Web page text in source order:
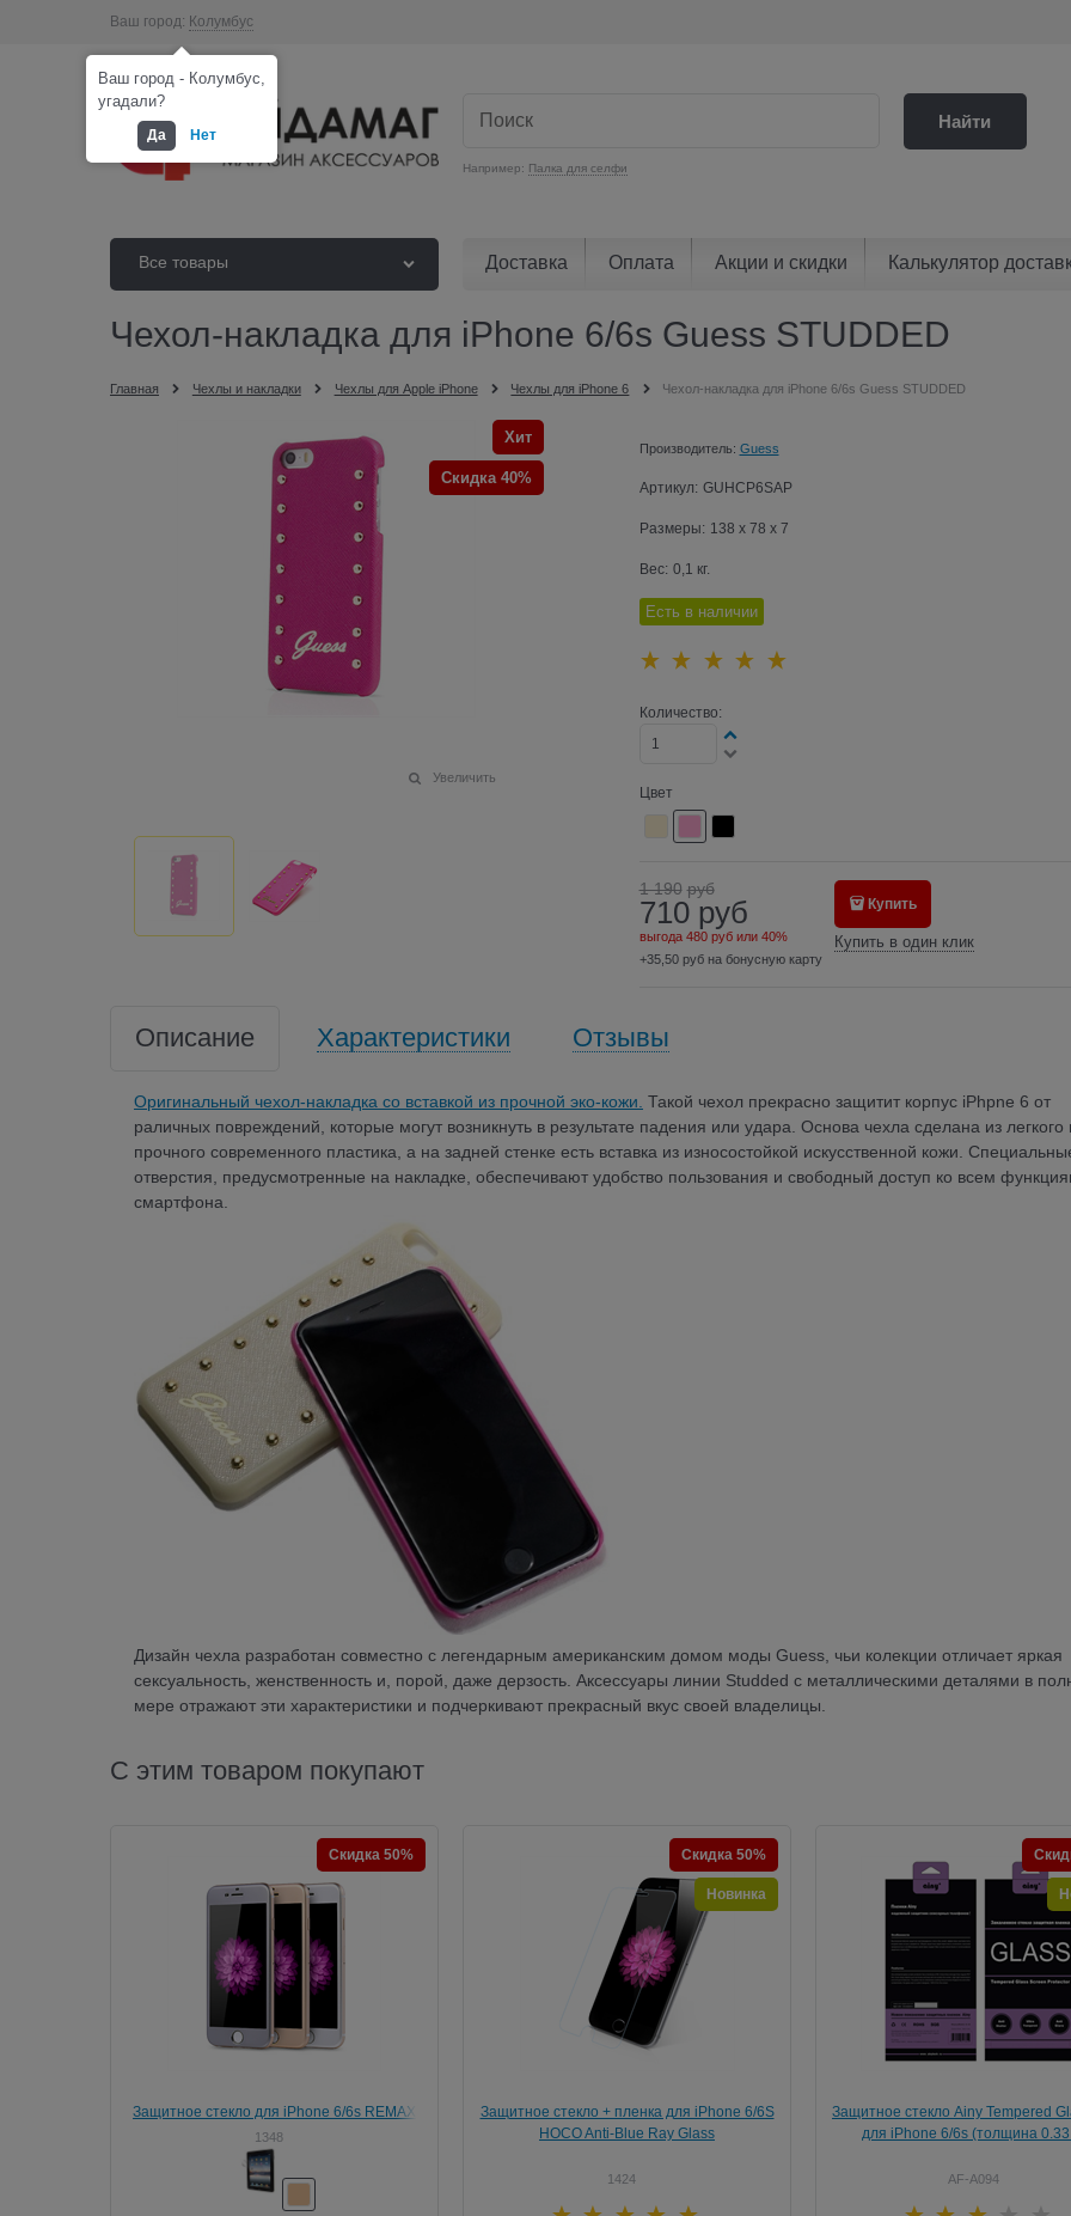
Ваш город: Колумбус
Например: Палка для селфи
Найти
Все товары Доставка Оплата Акции и скидки Калькулятор
Чехол-накладка для iPhone 6/6s Guess STUDDED
Главная Чехлы и накладки Чехлы для Apple iPhone Чехлы для iPhone 6 Чехол-накладка для iPhone 6/6s Guess STUDDED
Хит
Скидка 40%
Увеличить
Производитель: Guess
Артикул: GUHCP6SAP
Размеры: 138 x 78 x 7
Вес: 0,1 кг.
Есть в наличии
Количество:
Цвет
1 190 руб
710 руб
выгода 480 рубили 40%
+35,50 руб на бонусную карту
Купить
Купить в один клик
Описание Характеристики Отзывы
Оригинальный чехол-накладка со вставкой из прочной эко-кожи. Такой чехол прекрасно защитит корпус iPhpne 6 от
раличных повреждений, которые могут возникнуть в результате падения или удара. Основа чехла сделана из легкого
прочного современного пластика, а на задней стенке есть вставка из износостойкой искусственной кожи.
отверстия, предусмотренные на накладке, обеспечивают удобство пользования и свободный доступ ко всем
смартфона.
Дизайн чехла разработан совместно с легендарным американским домом моды Guess, чьи колекции отличает яркая
сексуальность, женственность и, порой, даже дерзость. Аксессуары линии Studded с металлическими деталями в
мере отражают эти характеристики и подчеркивают прекрасный вкус своей владелицы.
С этим товаром покупают
Защитное стекло для iPhone 6/6s REMAX
Helmet Tempered Glass Protector
1348
Скидка 50%
Защитное стекло + пленка для iPhone 6/6S
HOCO Anti-Blue Ray Glass
1424
Скидка 50%
Новинка
Защитное стекло Ainy Tempered
для iPhone 6/6s (толщина
AF-A094
Ваш город - Колумбус,
угадали?
Да Нет